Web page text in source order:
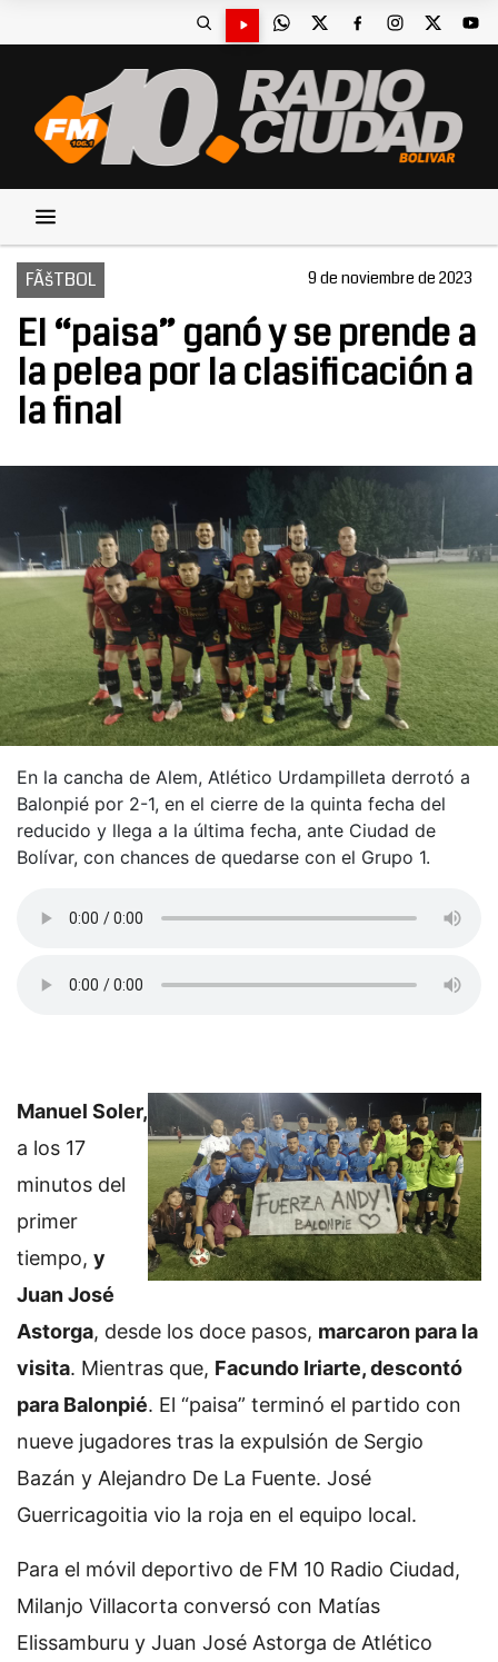
FÃšTBOL 9 de noviembre de 2023
El “paisa” ganó y se prende a
la pelea por la clasificación a
la final
En la cancha de Alem, Atlético Urdampilleta derrotó a
Balonpié por 2-1, en el cierre de la quinta fecha del
reducido y llega a la última fecha, ante Ciudad de
Bolívar, con chances de quedarse con el Grupo 1.
Manuel Soler,
a los 17
minutos del
primer
tiempo, y
Juan José
Astorga, desde los doce pasos, marcaron para la
visita. Mientras que, Facundo Iriarte, descontó
para Balonpié. El “paisa” terminó el partido con
nueve jugadores tras la expulsión de Sergio
Bazán y Alejandro De La Fuente. José
Guerricagoitia vio la roja en el equipo local.
Para el móvil deportivo de FM 10 Radio Ciudad,
Milanjo Villacorta conversó con Matías
Elissamburu y Juan José Astorga de Atlético